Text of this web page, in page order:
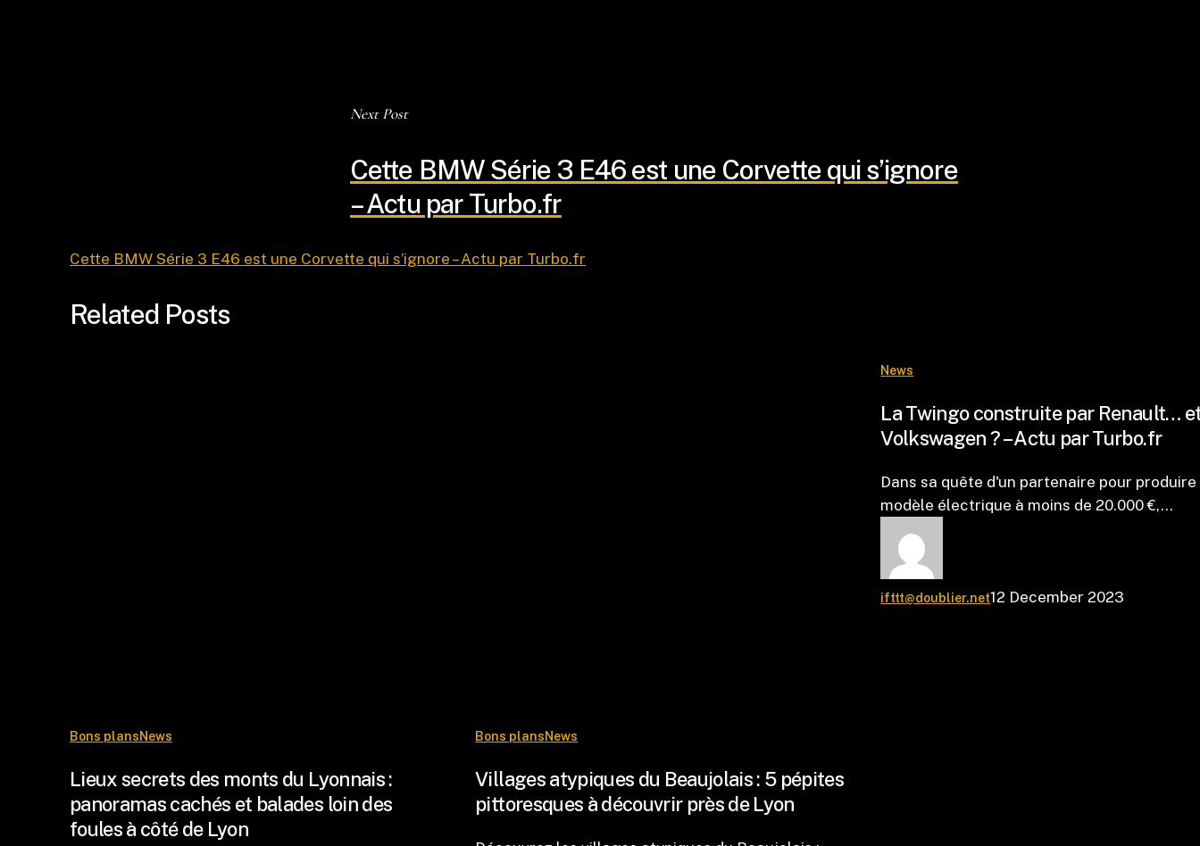
Next Post
Cette BMW Série 3 E46 est une Corvette qui s’ignore
– Actu par Turbo.fr
Cette BMW Série 3 E46 est une Corvette qui s’ignore – Actu par Turbo.fr
Related Posts
Bons plansNews
Lieux secrets des monts du Lyonnais :
panoramas cachés et balades loin des
foules à côté de Lyon
Bons plansNews
Villages atypiques du Beaujolais : 5 pépites
pittoresques à découvrir près de Lyon
News
La Twingo construite par Renault…
Volkswagen ? – Actu par Turbo.fr
Dans sa quête d'un partenaire pour produire
modèle électrique à moins de 20.000 €,…
ifttt@doublier.net12 December 2023